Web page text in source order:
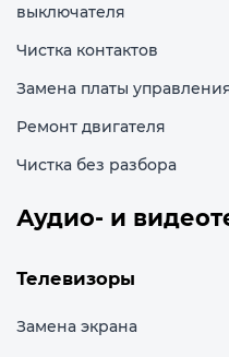
выключателя
Чистка контактов
Замена платы
Ремонт двигателя
Чистка без разбора
Аудио- и
Телевизоры
Замена экрана